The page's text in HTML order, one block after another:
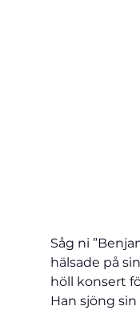
Såg ni
hälsade på
höll konsert
Han sjöng